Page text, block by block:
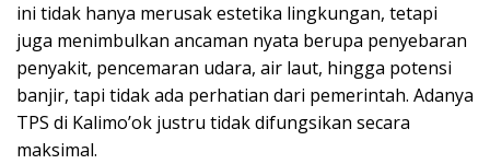
ini tidak hanya merusak estetika lingkungan, tetapi
juga menimbulkan ancaman nyata berupa penyebaran
penyakit, pencemaran udara, air laut, hingga potensi
banjir, tapi tidak ada perhatian dari pemerintah. Adanya
TPS di Kalimo’ok justru tidak difungsikan secara
maksimal.